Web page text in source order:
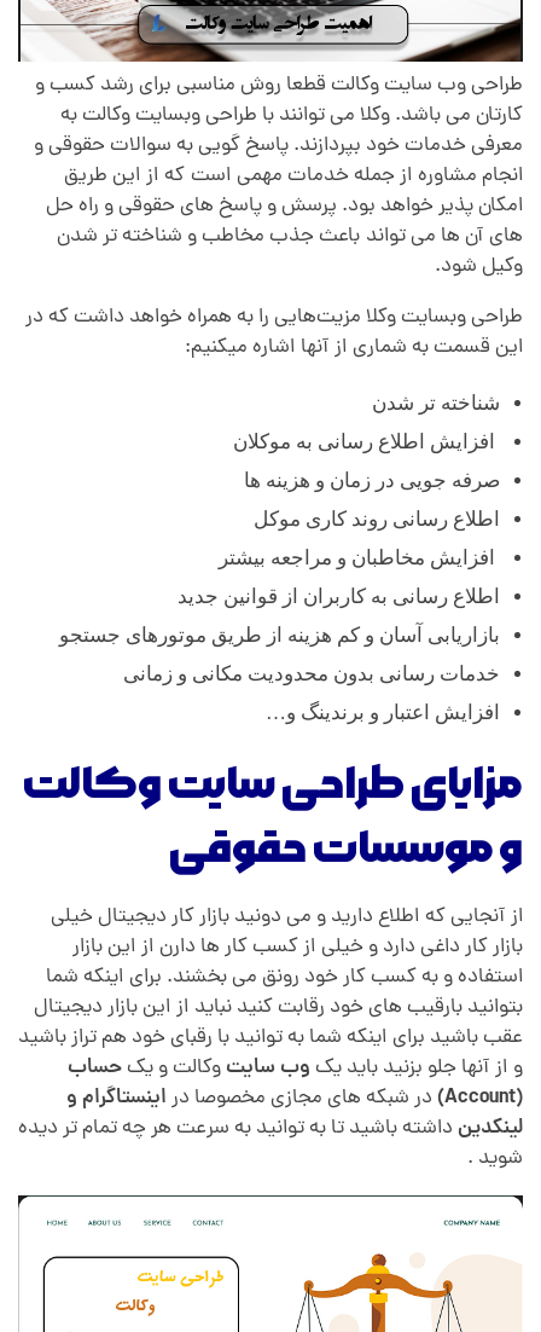
طراحی وب سایت وکالت قطعا روش مناسبی برای رشد کسب و
کارتان می باشد. وکلا می توانند با طراحی وبسایت وکالت به
معرفی خدمات خود بپردازند. پاسخ گویی به سوالات حقوقی و
انجام مشاوره از جمله خدمات مهمی است که از این طریق
امکان پذیر خواهد بود. پرسش و پاسخ های حقوقی و راه حل
های آن ها می تواند باعث جذب مخاطب و شناخته تر شدن
وکیل شود.
طراحی وبسایت وکلا مزیت‌هایی را به همراه خواهد داشت که در
این قسمت به شماری از آنها اشاره میکنیم:
شناخته تر شدن
افزایش اطلاع رسانی به موکلان
صرفه جویی در زمان و هزینه ها
اطلاع رسانی روند کاری موکل
افزایش مخاطبان و مراجعه بیشتر
اطلاع رسانی به کاربران از قوانین جدید
بازاریابی آسان و کم هزینه از طریق موتورهای جستجو
خدمات رسانی بدون محدودیت مکانی و زمانی
افزایش اعتبار و برندینگ و…
مزایای طراحی سایت وکالت
و موسسات حقوقی
از آنجایی که اطلاع دارید و می دونید بازار کار دیجیتال خیلی
بازار کار داغی دارد و خیلی از کسب کار ها دارن از این بازار
استفاده و به کسب کار خود رونق می بخشند. برای اینکه شما
بتوانید بارقیب های خود رقابت کنید نباید از این بازار دیجیتال
عقب باشید برای اینکه شما به توانید با رقبای خود هم تراز باشید
و از آنها جلو بزنید باید یک وب سایتوکالت و یکحساب
(Account)
در شبکه های مجازی مخصوصا دراینستاگرام و
لینکدین داشته باشید تا به توانید به سرعت هر چه تمام تر دیده
شوید .